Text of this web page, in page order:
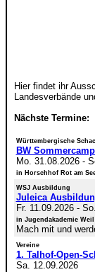
Hier findet ihr
Landesverbände
Nächste Termine:
Württembergische
BW
Mo. 31.08.2026-
in Horschhof Rot am
WSJ Ausbildung
Juleica
Fr. 11.09.2026-
in Jugendakademie
Mach mit und
Vereine
1. Talhof-Open-
Sa. 12.09.2026